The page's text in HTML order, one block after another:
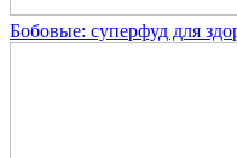
Бобовые: суперфуд для